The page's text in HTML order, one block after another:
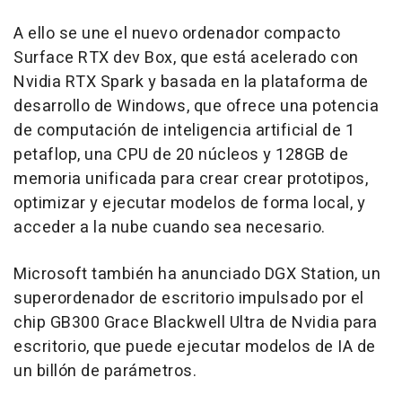
A ello se une el nuevo ordenador compacto
Surface RTX dev Box, que está acelerado con
Nvidia RTX Spark y basada en la plataforma de
desarrollo de Windows, que ofrece una potencia
de computación de inteligencia artificial de 1
petaflop, una CPU de 20 núcleos y 128GB de
memoria unificada para crear crear prototipos,
optimizar y ejecutar modelos de forma local, y
acceder a la nube cuando sea necesario.
Microsoft también ha anunciado DGX Station, un
superordenador de escritorio impulsado por el
chip GB300 Grace Blackwell Ultra de Nvidia para
escritorio, que puede ejecutar modelos de IA de
un billón de parámetros.